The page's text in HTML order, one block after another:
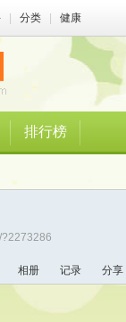
分类 健康
排行榜
?2273286
相册 记录 分享